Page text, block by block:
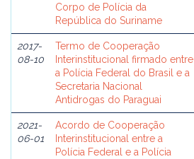
Corpo de Polícia da
República do Suriname
2017-
08-10
Termo de Cooperação
Interinstitucional firmado entre
a Polícia Federal do Brasil e a
Secretaria Nacional
Antidrogas do Paraguai
2021-
06-01
Acordo de Cooperação
Interinstitucional entre a
Polícia Federal e a Polícia